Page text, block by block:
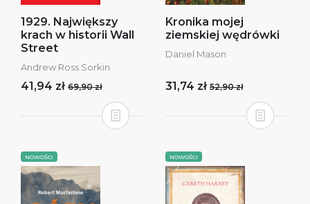
1929. Największy
krach w historii Wall
Street
Andrew Ross Sorkin
41,94 zł 69,90 zł
Kronika mojej
ziemskiej wędrówki
Daniel Mason
31,74 zł 52,90 zł
NOWOŚCI NOWOŚCI